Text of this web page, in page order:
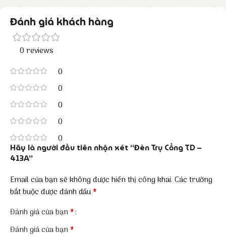
Đánh giá khách hàng
0 reviews
0
0
0
0
0
Hãy là người đầu tiên nhận xét “Đèn Trụ Cổng TD –
413A”
Email của bạn sẽ không được hiển thị công khai. Các trường
bắt buộc được đánh dấu*
Đánh giá của bạn*
Đánh giá của bạn*